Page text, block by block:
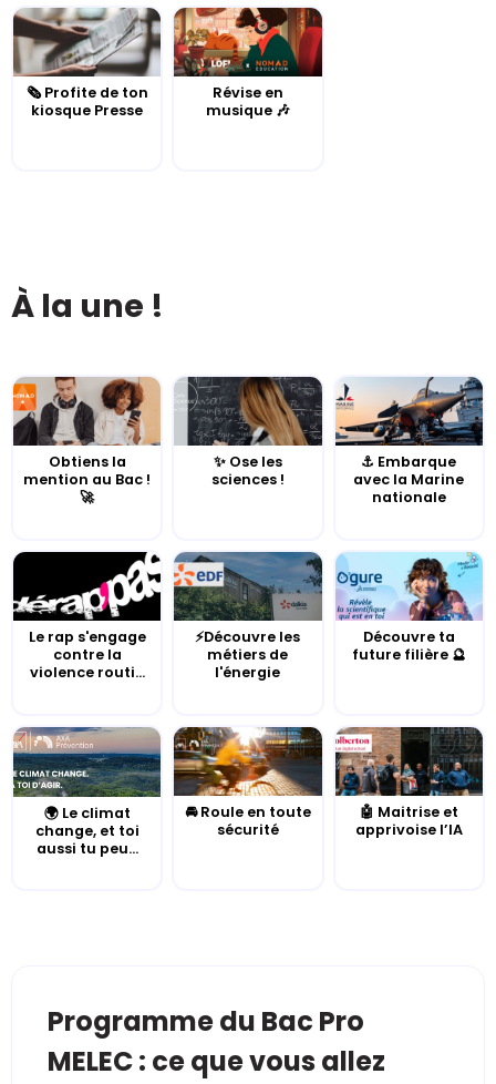
🗞️ Profite de ton
kiosque Presse
Révise en
musique 🎶
À la une !
Obtiens la
mention au Bac !
🚀
✨ Ose les
sciences !
⚓️ Embarque
avec la Marine
nationale
Le rap s'engage
contre la
violence routi...
⚡Découvre les
métiers de
l'énergie
Découvre ta
future filière 🔮
🌍 Le climat
change, et toi
aussi tu peu...
🚘 Roule en toute
sécurité
🤖 Maitrise et
apprivoise l’IA
Programme du Bac Pro
MELEC : ce que vous allez